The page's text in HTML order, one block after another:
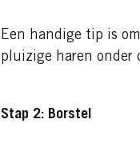
Een handige tip is
pluizige haren onder
Stap 2: Borstel